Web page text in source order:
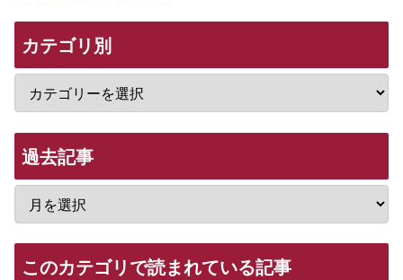
カテゴリ別
過去記事
このカテゴリで読まれている記事